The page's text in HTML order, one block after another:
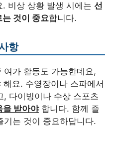
. 비상 상황 발생 시에는 선
것이 중요합니다.
항
여가 활동도 가능한데요,
해요. 수영장이나 스파에서
, 다이빙이나 수상 스포츠
을 받아야합니다. 함께 즐
기는 것이 중요하답니다.